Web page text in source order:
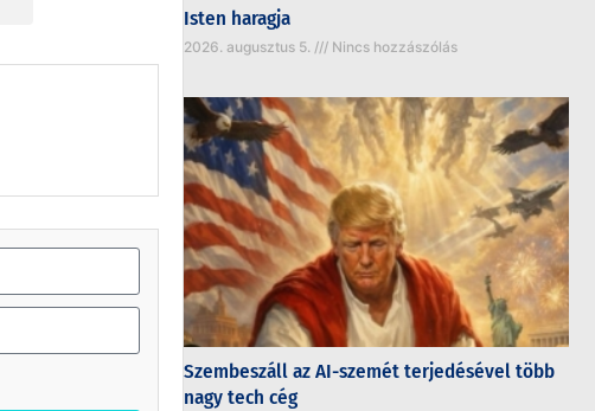
Isten haragja
2026. augusztus 5. Nincs hozzászólás
Szembeszáll az AI-szemét terjedésével több
nagy tech cég